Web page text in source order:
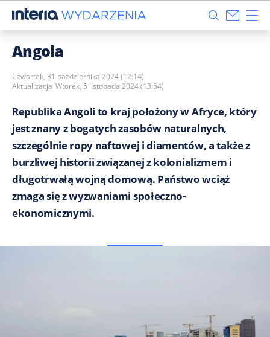
Angola
Czwartek, 31 października 2024 (12:14)
Aktualizacja Wtorek, 5 listopada 2024 (13:54)
Republika Angoli to kraj położony w Afryce, który
jest znany z bogatych zasobów naturalnych,
szczególnie ropy naftowej i diamentów, a także z
burzliwej historii związanej z kolonializmem i
długotrwałą wojną domową. Państwo wciąż
zmaga się z wyzwaniami społeczno-
ekonomicznymi.